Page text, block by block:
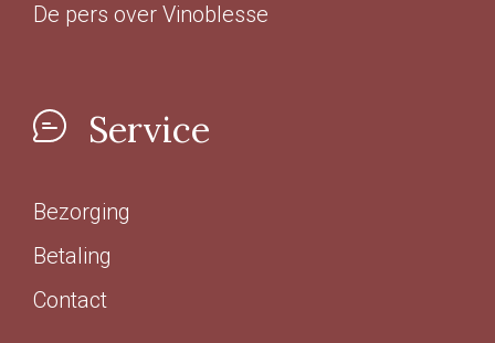
De pers over Vinoblesse
Service
Bezorging
Betaling
Contact